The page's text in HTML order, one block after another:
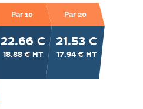
Par 10
22.66 €
18.88 € HT
Par 20
21.53 €
17.94 € HT